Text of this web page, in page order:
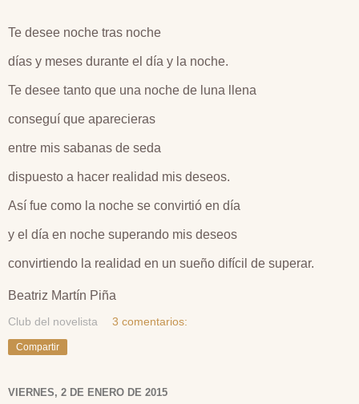
Te desee noche tras noche
días y meses durante el día y la noche.
Te desee tanto que una noche de luna llena
conseguí que aparecieras
entre mis sabanas de seda
dispuesto a hacer realidad mis deseos.
Así fue como la noche se convirtió en día
y el día en noche superando mis deseos
convirtiendo la realidad en un sueño difícil de superar.
Beatriz Martín Piña
Club del novelista 3 comentarios:
Compartir
VIERNES, 2 DE ENERO DE 2015